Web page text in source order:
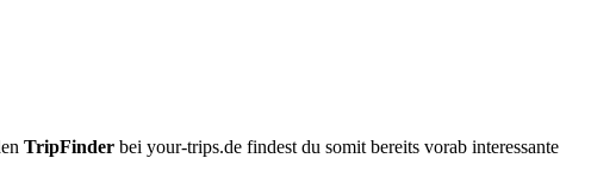
TripFinder bei your-trips.de findest du somit bereits vorab interessante